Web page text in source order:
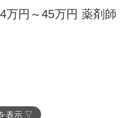
万円～45万円 薬剤師
表示 ▽